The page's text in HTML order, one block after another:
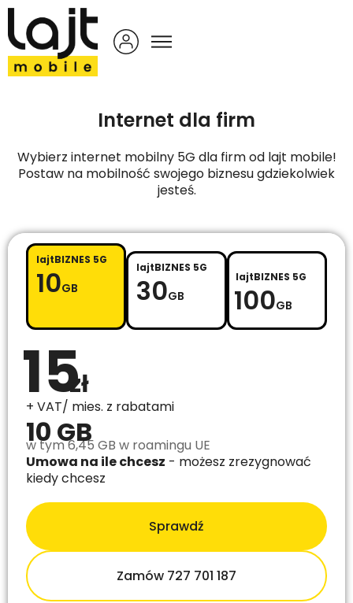
Internet dla firm
Wybierz internet mobilny 5G dla firm od lajt mobile!
Postaw na mobilność swojego biznesu gdziekolwiek
jesteś.
lajtBIZNES 5G
10GB
lajtBIZNES 5G
30GB
lajtBIZNES 5G
100GB
15zł
+ VAT/ mies. z rabatami
10 GB
w tym 6,45 GB w roamingu UE
Umowa na ile chcesz - możesz zrezygnować
kiedy chcesz
Sprawdź
Zamów 727 701 187